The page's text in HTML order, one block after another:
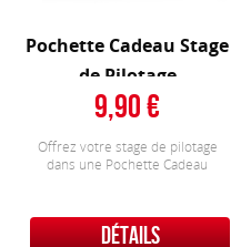
Pochette Cadeau Stage
de Pilotage
9,90
Offrez votre stage de pilotage
dans une Pochette Cadeau
DÉTAILS